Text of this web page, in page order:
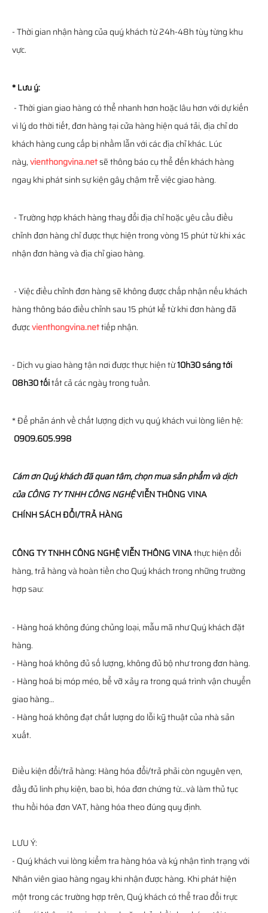
- Thời gian nhận hàng của quý khách từ 24h-48h tùy từng khu
vực.
* Lưu ý:
- Thời gian giao hàng có thể nhanh hơn hoặc lâu hơn với dự kiến
vì lý do thời tiết, đơn hàng tại cửa hàng hiện quá tải, địa chỉ do
khách hàng cung cấp bị nhầm lẫn với các địa chỉ khác. Lúc
này,vienthongvina.netsẽ thông báo cụ thể đến khách hàng
ngay khi phát sinh sự kiện gây chậm trễ việc giao hàng.
- Trường hợp khách hàng thay đổi địa chỉ hoặc yêu cầu điều
chỉnh đơn hàng chỉ được thực hiện trong vòng 15 phút từ khi xác
nhận đơn hàng và địa chỉ giao hàng.
- Việc điều chỉnh đơn hàng sẽ không được chấp nhận nếu khách
hàng thông báo điều chỉnh sau 15 phút kể từ khi đơn hàng đã
đượcvienthongvina.nettiếp nhận.
- Dịch vụ giao hàng tận nơi được thực hiện từ10h30 sáng tới
08h30 tốitất cả các ngày trong tuần.
* Để phản ánh về chất lượng dịch vụ quý khách vui lòng liên hệ:
0909.605.998
Cám ơn Quý khách đã quan tâm, chọn mua sản phẩm và dịch
củaCÔNG TY TNHH CÔNG NGHỆVIỄN THÔNGVINA
CHÍNH SÁCH ĐỔI/TRẢ HÀNG
CÔNG TY TNHH CÔNG NGHỆ VIỄN THÔNG VINAthực hiện đổi
hàng, trả hàng và hoàn tiền cho Quý khách trong những trường
hợp sau:
- Hàng hoá không đúng chủng loại, mẫu mã như Quý khách đặt
hàng.
- Hàng hoá không đủ số lượng, không đủ bộ như trong đơn hàng.
- Hàng hoá bị móp méo, bể vỡ xảy ra trong quá trình vận chuyển
giao hàng…
- Hàng hoá không đạt chất lượng do lỗi kỹ thuật của nhà sản
xuất.
Điều kiện đổi/trả hàng: Hàng hóa đổi/trả phải còn nguyên vẹn,
đầy đủ linh phụ kiện, bao bì, hóa đơn chứng từ…và làm thủ tục
thu hồi hóa đơn VAT, hàng hóa theo đúng quy định.
LƯU Ý:
- Quý khách vui lòng kiểm tra hàng hóa và ký nhận tình trạng với
Nhân viên giao hàng ngay khi nhận được hàng. Khi phát hiện
một trong các trường hợp trên, Quý khách có thể trao đổi trực